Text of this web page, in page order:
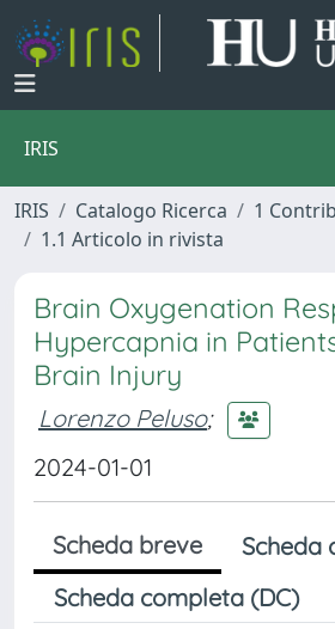
IRIS
IRIS Catalogo Ricerca
1
1.1 Articolo in rivista
Brain Oxygenation
Hypercapnia in
Brain Injury
Lorenzo Peluso;
2024-01-01
Scheda breve
Scheda
Scheda completa (DC)